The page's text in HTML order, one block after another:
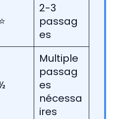
2-3
passag
es
Multiple
passag
es
nécessa
ires